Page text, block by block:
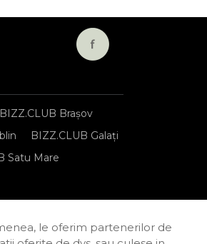
BIZZ.CLUB Brașov
BIZZ.CLUB Galați
Satu Mare
și condițiile oferim partenerilor de